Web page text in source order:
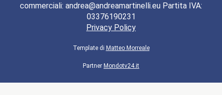
commerciali: andrea@andreamartinelli.eu Partita IVA:
03376190231
Privacy Policy
Template di Matteo Morreale
Partner Mondotv24.it